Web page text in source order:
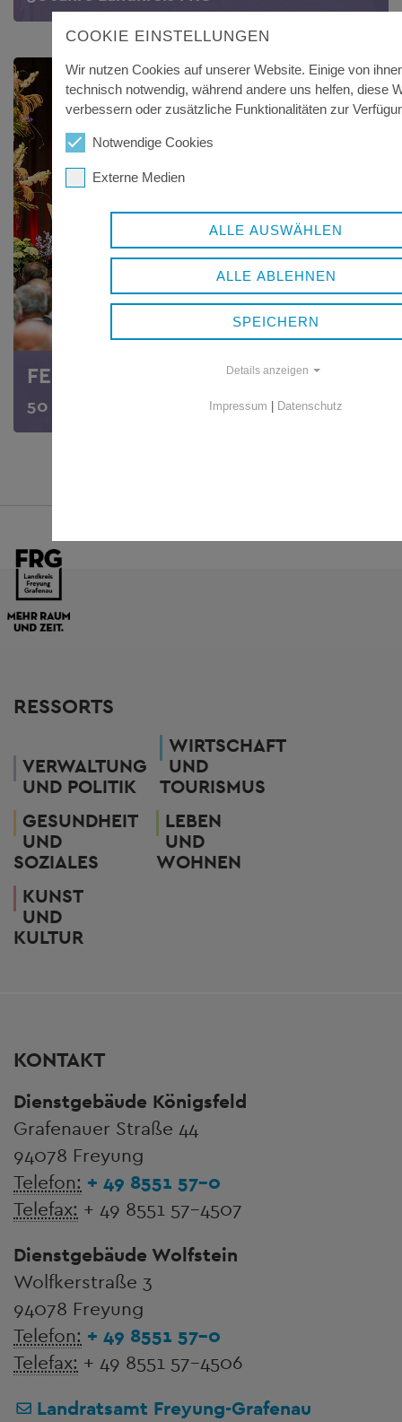
FESTAKT
50 Jahre Landkreis FRG
RESSORTS
VERWALTUNG
UND POLITIK
WIRTSCHAFT
UND
TOURISMUS
GESUNDHEIT
UND
SOZIALES
LEBEN
UND
WOHNEN
KUNST
UND
KULTUR
KONTAKT
Dienstgebäude Königsfeld
Grafenauer Straße 44
94078 Freyung
Telefon: + 49 8551 57-0
Telefax: + 49 8551 57-4507
Dienstgebäude Wolfstein
Wolfkerstraße 3
94078 Freyung
Telefon: + 49 8551 57-0
Telefax: + 49 8551 57-4506
Landratsamt Freyung-Grafenau
COOKIE EINSTELLUNGEN
Wir nutzen Cookies auf unserer Website. Einige von
technisch notwendig, während andere uns helfen, diese
verbessern oder zusätzliche Funktionalitäten zur
Notwendige Cookies
Externe Medien
ALLE AUSWÄHLEN
ALLE ABLEHNEN
SPEICHERN
Details anzeigen
Impressum Datenschutz